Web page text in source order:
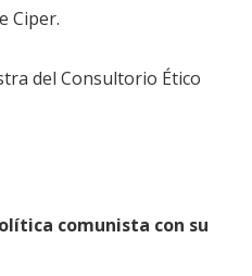
Ciper.
del Consultorio Ético
comunista con su